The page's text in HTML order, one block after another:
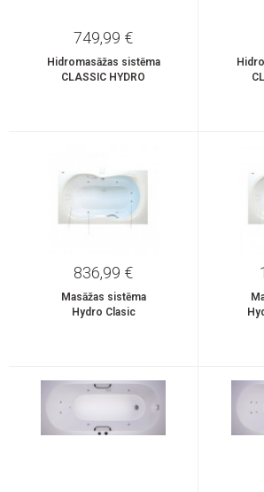
749,99 €
Hidromasāžas sistēma
CLASSIC HYDRO
836,99 €
Masāžas sistēma
Hydro Clasic